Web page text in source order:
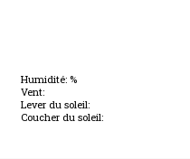
Humidité: %
Vent:
Lever du soleil:
Coucher du soleil: